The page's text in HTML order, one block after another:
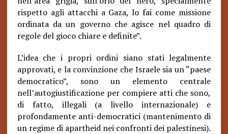
rispetto agli attacchi a Gaza, lo fai come missione
ordinata da un governo che agisce nel quadro di
regole del gioco chiare e definite”.
L’idea che i propri ordini siano stati legalmente
approvati, e la convinzione che Israele sia un “paese
democratico”, sono un elemento centrale
nell’autogiustificazione per compiere atti che sono,
di fatto, illegali (a livello internazionale) e
profondamente anti-democratici (mantenimento di
un regime di apartheid nei confronti dei palestinesi).